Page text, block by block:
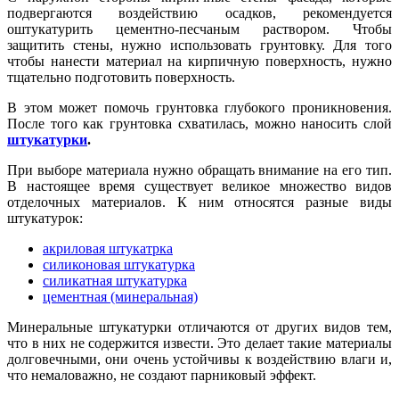
подвергаются воздействию осадков, рекомендуется
оштукатурить цементно-песчаным раствором. Чтобы
защитить стены, нужно использовать грунтовку. Для того
чтобы нанести материал на кирпичную поверхность, нужно
тщательно подготовить поверхность.
В этом может помочь грунтовка глубокого проникновения.
После того как грунтовка схватилась, можно наносить слой
штукатурки.
При выборе материала нужно обращать внимание на его тип.
В настоящее время существует великое множество видов
отделочных материалов. К ним относятся разные виды
штукатурок:
акриловая штукатрка
силиконовая штукатурка
силикатная штукатурка
цементная (минеральная)
Минеральные штукатурки отличаются от других видов тем,
что в них не содержится извести. Это делает такие материалы
долговечными, они очень устойчивы к воздействию влаги и,
что немаловажно, не создают парниковый эффект.